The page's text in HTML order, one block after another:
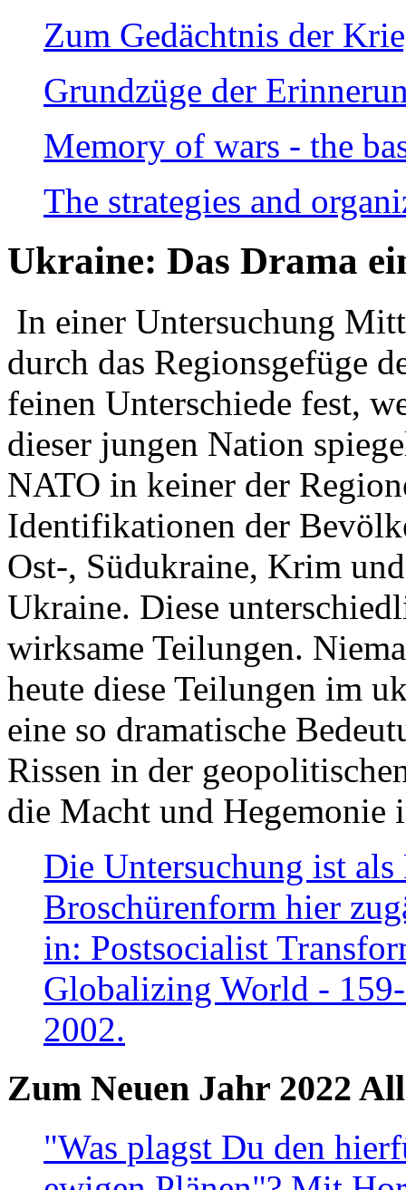
Zum Gedächtnis der
Grundzüge der
Memory of wars - the
The strategies and
Ukraine: Das Drama
In einer Untersuchung
durch das Regionsgefüge
feinen Unterschiede fest,
dieser jungen Nation
NATO in keiner der
Identifikationen der
Ost-, Südukraine, Krim
Ukraine. Diese
wirksame Teilungen.
heute diese Teilungen im
eine so dramatische
Rissen in der
die Macht und Hegemonie
Die Untersuchung ist
Broschürenform hier
in: Postsocialist
Globalizing World -
2002.
Zum Neuen Jahr 2022
"Was plagst Du den